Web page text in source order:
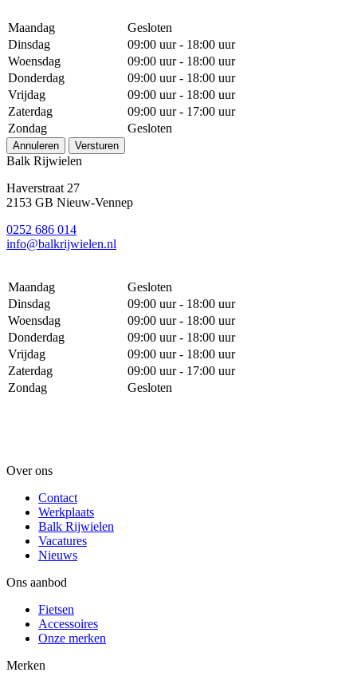
Maandag
Gesloten
Dinsdag
09:00 uur - 18:00 uur
Woensdag
09:00 uur - 18:00 uur
Donderdag
09:00 uur - 18:00 uur
Vrijdag
09:00 uur - 18:00 uur
Zaterdag
09:00 uur - 17:00 uur
Zondag
Gesloten
Annuleren Versturen
Balk Rijwielen
Haverstraat 27
2153 GB Nieuw-Vennep
0252 686 014
info@balkrijwielen.nl
Maandag
Gesloten
Dinsdag
09:00 uur - 18:00 uur
Woensdag
09:00 uur - 18:00 uur
Donderdag
09:00 uur - 18:00 uur
Vrijdag
09:00 uur - 18:00 uur
Zaterdag
09:00 uur - 17:00 uur
Zondag
Gesloten
Over ons
Contact
Werkplaats
Balk Rijwielen
Vacatures
Nieuws
Ons aanbod
Fietsen
Accessoires
Onze merken
Merken